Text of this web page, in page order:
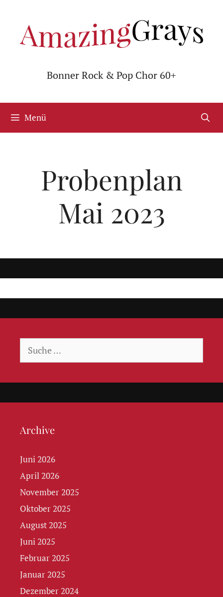
springen
Bonner Rock & Pop Chor 60+
Menü
Probenplan
Mai 2023
Suche
Archive
Juni 2026
April 2026
November 2025
Oktober 2025
August 2025
Juni 2025
Februar 2025
Januar 2025
Dezember 2024